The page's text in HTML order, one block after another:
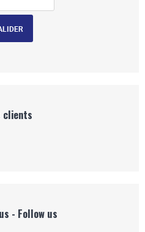
clients
- Follow us